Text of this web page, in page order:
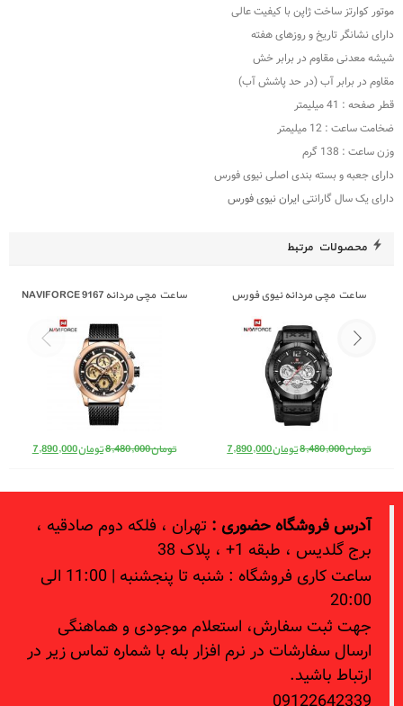
موتور کوارتز ساخت ژاپن با کیفیت عالی
دارای نشانگر تاریخ و روزهای هفته
شیشه معدنی مقاوم در برابر خش
مقاوم در برابر آب (در حد پاشش آب)
قطر صفحه : 41 میلیمتر
ضخامت ساعت : 12 میلیمتر
وزن ساعت : 138 گرم
دارای جعبه و بسته بندی اصلی نیوی فورس
دارای یک سال گارانتی ایران نیوی فورس
محصولات مرتبط
ساعت مچی مردانه نیوی فورس
تومان8,480,000قیمت اصلی: تومان8,480,000 بود.
تومان7,890,000قیمت فعلی: تومان7,890,000.
ساعت مچی مردانه NAVIFORCE 9167
تومان8,480,000قیمت اصلی: تومان8,480,000 بود.
تومان7,890,000قیمت
آدرس فروشگاه حضوری : تهران ، فلکه دوم صادقیه ،
برج گلدیس ، طبقه 1+ ، پلاک 38
ساعت کاری فروشگاه : شنبه تا پنجشنبه | 11:00 الی
20:00
جهت ثبت سفارش، استعلام موجودی و هماهنگی
ارسال سفارشات در نرم افزار بله با شماره تماس زیر در
ارتباط باشید.